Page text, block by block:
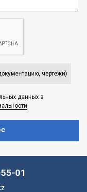
чертежи)
данных в
01